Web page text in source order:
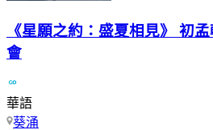
《星願之約：盛夏相見》 初
會
華語
葵涌